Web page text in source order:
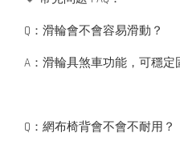
Q：滑輪會不會容易滑動？
A：滑輪具煞車功能，可穩定
Q：網布椅背會不會不耐用？